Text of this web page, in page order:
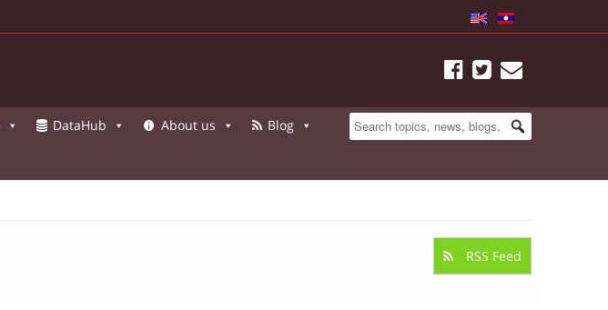
DataHub About us Blog
RSS Feed